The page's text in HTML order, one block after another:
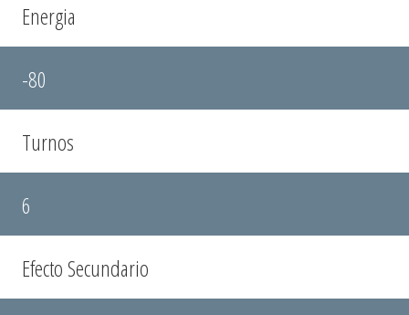
Energia
-80
Turnos
6
Efecto Secundario